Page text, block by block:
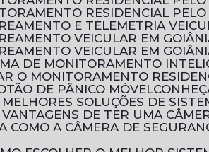
RESIDENCIAL
E TELEMETRIA
VEICULAR EM
VEICULAR EM
DE MONITORAMENTO
O MONITORAMENTO
DE PÂNICO MÓVEL
MELHORES SOLUÇÕES DE
VANTAGENS DE TER UMA